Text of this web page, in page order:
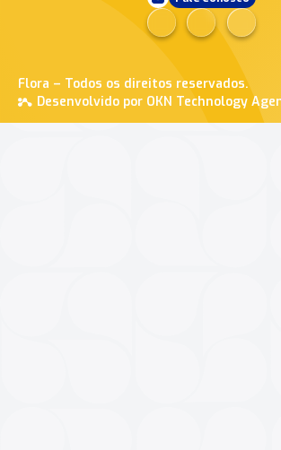
Flora – Todos os direitos reservados.
Desenvolvido por OKN Technology